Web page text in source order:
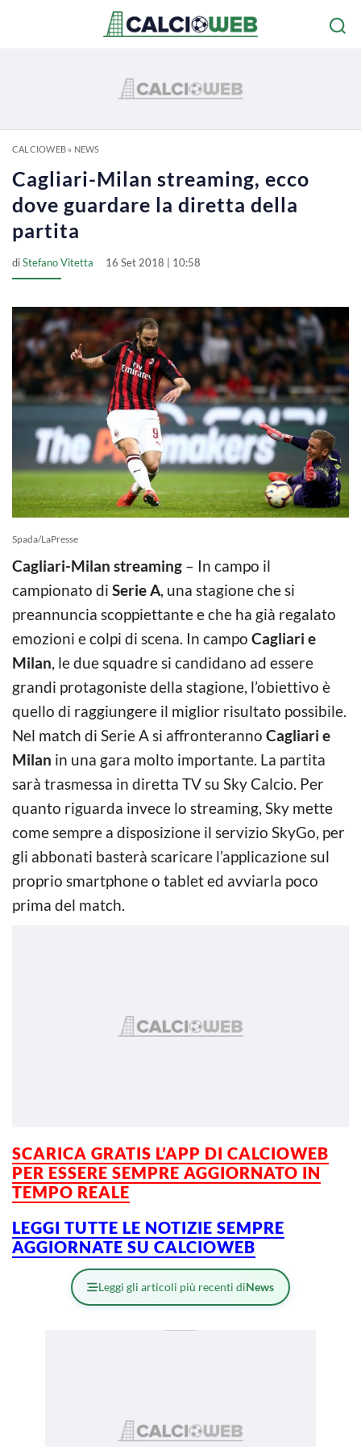
CALCIOWEB» NEWS
Cagliari-Milan streaming, ecco
dove guardare la diretta della
partita
diStefano Vitetta 16 Set 2018 | 10:58
Spada/LaPresse
Cagliari-Milan streaming – In campo il
campionato di Serie A, una stagione che si
preannuncia scoppiettante e che ha già regalato
emozioni e colpi di scena. In campo Cagliari e
Milan, le due squadre si candidano ad essere
grandi protagoniste della stagione, l’obiettivo è
quello di raggiungere il miglior risultato possibile.
Nel match di Serie A si affronteranno Cagliari e
Milan in una gara molto importante. La partita
sarà trasmessa in diretta TV su Sky Calcio. Per
quanto riguarda invece lo streaming, Sky mette
come sempre a disposizione il servizio SkyGo, per
gli abbonati basterà scaricare l’applicazione sul
proprio smartphone o tablet ed avviarla poco
prima del match.
SCARICA GRATIS L’APP DI CALCIOWEB
PER ESSERE SEMPRE AGGIORNATO IN
TEMPO REALE
LEGGI TUTTE LE NOTIZIE SEMPRE
AGGIORNATE SU CALCIOWEB
Leggi gli articoli più recenti diNews